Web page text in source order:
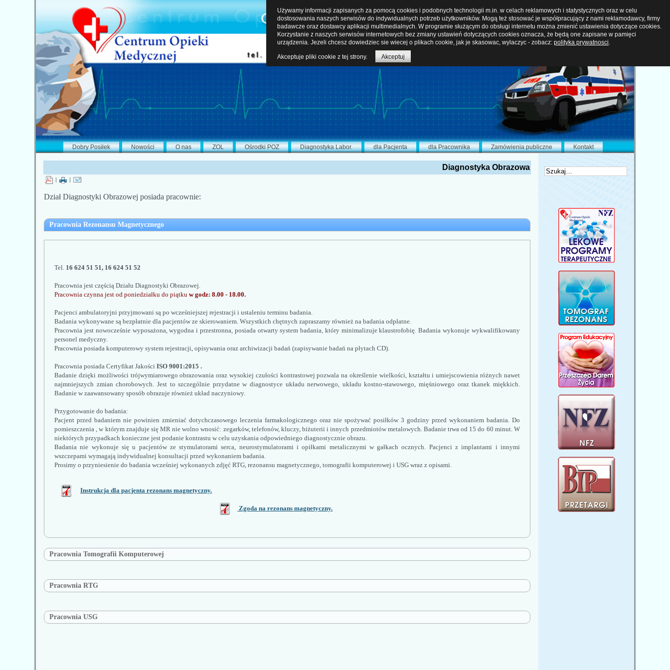
Dobry Posiłek Nowości O nas ZOL Ośrodki POZ Diagnostyka Labor. dla Pacjenta dla Pracownika Zamówienia publiczne Kontakt
Diagnostyka Obrazowa
Dział Diagnostyki Obrazowej posiada pracownie:
Pracownia Rezonansu Magnetycznego
Tel. 16 624 51 51, 16 624 51 52
Pracownia jest częścią Działu Diagnostyki Obrazowej.
Pracownia czynna jest od poniedziałku do piątku w godz: 8.00 - 18.00.
Pacjenci ambulatoryjni przyjmowani są po wcześniejszej rejestracji i ustaleniu terminu badania.
Badania wykonywane są bezpłatnie dla pacjentów ze skierowaniem. Wszystkich chętnych zapraszamy również na badania odpłatne.
Pracownia jest nowocześnie wyposażona, wygodna i przestronna, posiada otwarty system badania, który minimalizuje klaustrofobię. Badania wykonuje wykwalifikowany
personel medyczny.
Pracownia posiada komputerowy system rejestracji, opisywania oraz archiwizacji badań (zapisywanie badań na płytach CD).
Pracownia posiada Certyfikat Jakości ISO 9001:2015 .
Badanie dzięki możliwości trójwymiarowego obrazowania oraz wysokiej czułości kontrastowej pozwala na określenie wielkości, kształtu i umiejscowienia różnych nawet
najmniejszych zmian chorobowych. Jest to szczególnie przydatne w diagnostyce układu nerwowego, układu kostno-stawowego, mięśniowego oraz tkanek miękkich.
Badanie w zaawansowany sposób obrazuje również układ naczyniowy.
Przygotowanie do badania:
Pacjent przed badaniem nie powinien zmieniać dotychczasowego leczenia farmakologicznego oraz nie spożywać posiłków 3 godziny przed wykonaniem badania. Do
pomieszczenia , w którym znajduje się MR nie wolno wnosić: zegarków, telefonów, kluczy, biżuterii i innych przedmiotów metalowych. Badanie trwa od 15 do 60 minut. W
niektórych przypadkach konieczne jest podanie kontrastu w celu uzyskania odpowiedniego diagnostycznie obrazu.
Badania nie wykonuje się u pacjentów ze stymulatorami serca, neurostymulatorami i opiłkami metalicznymi w gałkach ocznych. Pacjenci z implantami i innymi
wszczepami wymagają indywidualnej konsultacji przed wykonaniem badania.
Prosimy o przyniesienie do badania wcześniej wykonanych zdjęć RTG, rezonansu magnetycznego, tomografii komputerowej i USG wraz z opisami.
Instrukcja dla pacjenta rezonans magnetyczny.
Zgoda na rezonans magnetyczny.
Pracownia Tomografii Komputerowej
Pracownia RTG
Pracownia USG
Używamy informacji zapisanych za pomocą cookies i podobnych technologii m.in. w celach reklamowych i statystycznych oraz w celu
dostosowania naszych serwisów do indywidualnych potrzeb użytkowników. Mogą też stosować je współpracujący z nami reklamodawcy, firmy
badawcze oraz dostawcy aplikacji multimedialnych. W programie służącym do obsługi internetu można zmienić ustawienia dotyczące cookies.
Korzystanie z naszych serwisów internetowych bez zmiany ustawień dotyczących cookies oznacza, że będą one zapisane w pamięci
urządzenia. Jezeli chcesz dowiedziec sie wiecej o plikach cookie, jak je skasowac, wylaczyc - zobacz: polityka prywatnosci.
Akceptuje pliki cookie z tej strony. Akceptuj